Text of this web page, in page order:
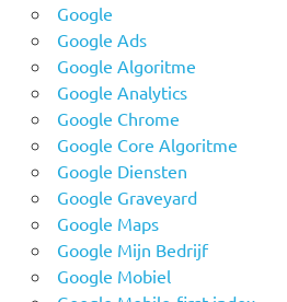
Google
Google Ads
Google Algoritme
Google Analytics
Google Chrome
Google Core Algoritme
Google Diensten
Google Graveyard
Google Maps
Google Mijn Bedrijf
Google Mobiel